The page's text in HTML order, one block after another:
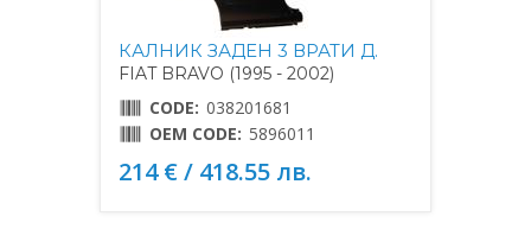
КАЛНИК ЗАДЕН 3 ВРАТИ Д.
FIAT BRAVO (1995 - 2002)
CODE: 038201681
OEM CODE: 5896011
214 € / 418.55 лв.